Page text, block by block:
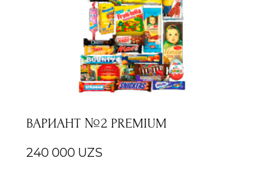
ВАРИАНТ №2 PREMIUM
240 000 UZS